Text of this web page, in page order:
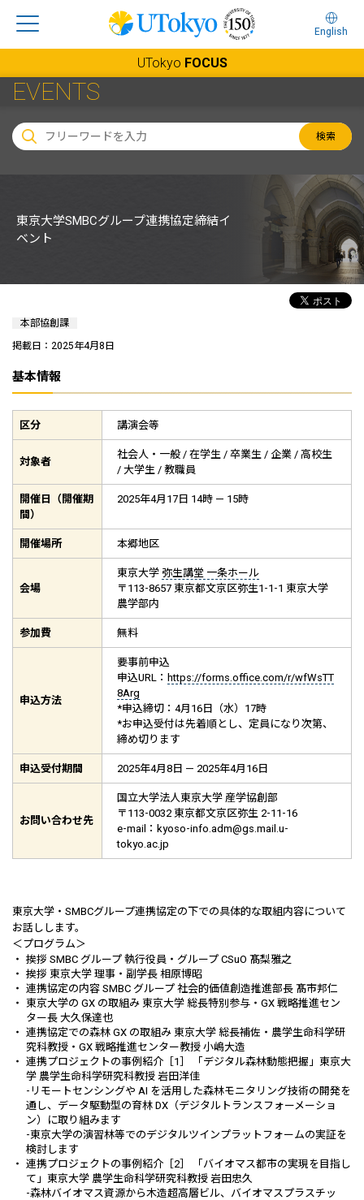
English
UTokyo FOCUS
EVENTS
検索
東京大学SMBCグループ連携協定締結イ
ベント
本部協創課
掲載日：2025年4月8日
基本情報
区分 講演会等
対象者
社会人・一般 / 在学生 / 卒業生 / 企業 / 高校生
/ 大学生 / 教職員
開催日（開催期
間）
2025年4月17日 14時 — 15時
開催場所 本郷地区
会場
東京大学 弥生講堂 一条ホール
〒113-8657 東京都文京区弥生1-1-1 東京大学
農学部内
参加費 無料
申込方法
要事前申込
申込URL： https://forms.office.com/r/wfWsTT
8Arg
*申込締切：4月16日（水）17時
*お申込受付は先着順とし、定員になり次第、
締め切ります
申込受付期間 2025年4月8日 — 2025年4月16日
お問い合わせ先
国立大学法人東京大学 産学協創部
〒113-0032 東京都文京区弥生 2-11-16
e-mail：kyoso-info.adm@gs.mail.u-
tokyo.ac.jp
東京大学・SMBCグループ連携協定の下での具体的な取組内容について
お話しします。
＜プログラム＞
挨拶 SMBC グループ 執行役員・グループ CSuO 髙梨雅之
挨拶 東京大学 理事・副学長 相原博昭
連携協定の内容 SMBC グループ 社会的価値創造推進部長 髙市邦仁
東京大学の GX の取組み 東京大学 総長特別参与・GX 戦略推進セン
ター長 大久保達也
連携協定での森林 GX の取組み 東京大学 総長補佐・農学生命科学研
究科教授・GX 戦略推進センター教授 小嶋大造
連携プロジェクトの事例紹介［1］ 「デジタル森林動態把握」東京大
学 農学生命科学研究科教授 岩田洋佳
-リモートセンシングや AI を活用した森林モニタリング技術の開発を
通し、データ駆動型の育林 DX（デジタルトランスフォーメーショ
ン）に取り組みます
-東京大学の演習林等でのデジタルツインプラットフォームの実証を
検討します
連携プロジェクトの事例紹介［2］ 「バイオマス都市の実現を目指し
て」東京大学 農学生命科学研究科教授 岩田忠久
-森林バイオマス資源から木造超高層ビル、バイオマスプラスチッ